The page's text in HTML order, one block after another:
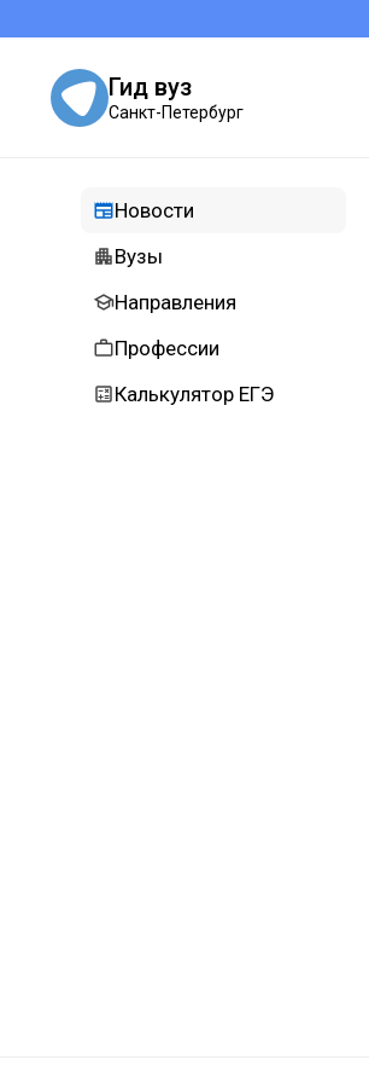
Гид вуз
Санкт-Петербург
Новости
Вузы
Направления
Профессии
Калькулятор ЕГЭ